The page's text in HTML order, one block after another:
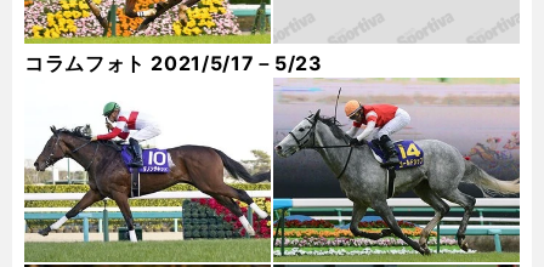
コラムフォト 2021/5/17－5/23